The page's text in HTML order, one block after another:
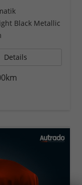
Black Metallic
Details